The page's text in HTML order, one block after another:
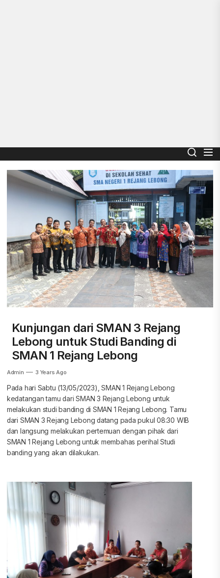
Kunjungan dari SMAN 3 Rejang
Lebong untuk Studi Banding di
SMAN 1 Rejang Lebong
Admin 3 Years Ago
Pada hari Sabtu (13/05/2023), SMAN 1 Rejang Lebong
kedatangan tamu dari SMAN 3 Rejang Lebong untuk
melakukan studi banding di SMAN 1 Rejang Lebong. Tamu
dari SMAN 3 Rejang Lebong datang pada pukul 08:30 WIB
dan langsung melakukan pertemuan dengan pihak dari
SMAN 1 Rejang Lebong untuk membahas perihal Studi
banding yang akan dilakukan.